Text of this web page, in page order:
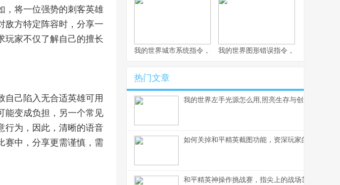
，将一位强势的刺客英雄
敌方特定阵容时，分享一
玩家不仅了解自己的擅长
自己陷入无合适英雄可用
能变成负担，另一个常见
行为，因此，清晰的语音
赛中，分享更需谨慎，需
我的世界城市系统指令，一座虚拟城市的诞生与成长副标题
我的世界图形错误指令，一场意料之外
热门文章
我的世界左手光源怎么用,照亮生存与创造之路
如何关掉和平精英截图功能，资深玩家的操作心得
和平精英神操作挑战赛，指尖上的战场艺术